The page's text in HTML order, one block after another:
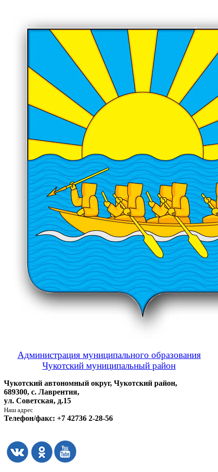
Администрация муниципального образования
Чукотский муниципальный район
Чукотский автономный округ, Чукотский район,
689300, с. Лаврентия,
ул. Советская, д.15
Наш адрес
Телефон/факс: +7 42736 2-28-56